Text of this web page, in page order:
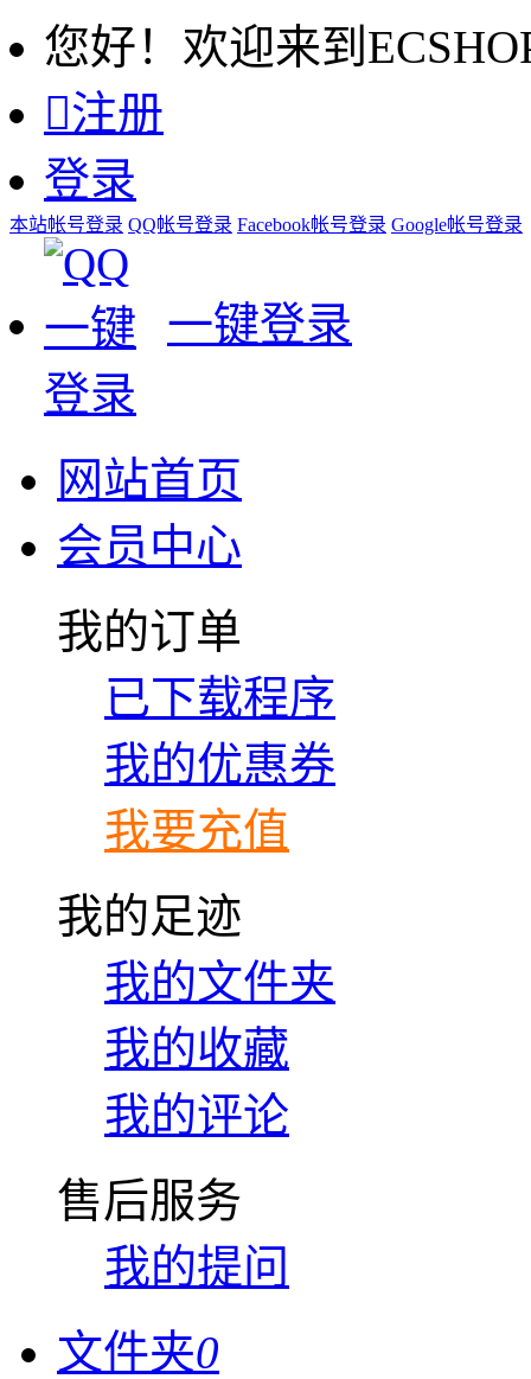
您好！欢迎来到
注册
登录
本站帐号登录 QQ帐号登录 Facebook帐号登录 Google帐号登录
一键登录
网站首页
会员中心
我的订单
已下载程序
我的优惠券
我要充值
我的足迹
我的文件夹
我的收藏
我的评论
售后服务
我的提问
文件夹0